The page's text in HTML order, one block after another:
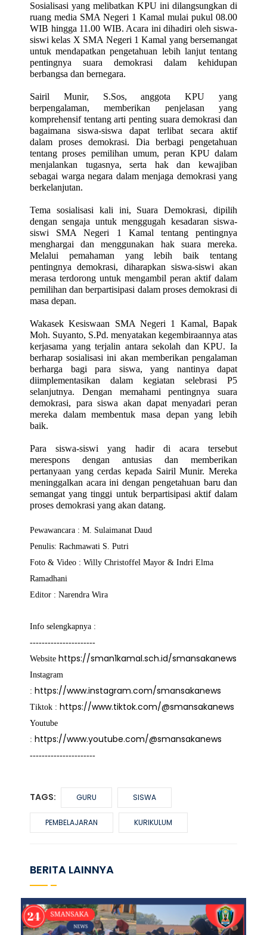
Sosialisasi yang melibatkan KPU ini dilangsungkan di
ruang media SMA Negeri 1 Kamal mulai pukul 08.00
WIB hingga 11.00 WIB. Acara ini dihadiri oleh siswa-
siswi kelas X SMA Negeri 1 Kamal yang bersemangat
untuk mendapatkan pengetahuan lebih lanjut tentang
pentingnya suara demokrasi dalam kehidupan
berbangsa dan bernegara.
Sairil Munir, S.Sos, anggota KPU yang
berpengalaman, memberikan penjelasan yang
komprehensif tentang arti penting suara demokrasi dan
bagaimana siswa-siswa dapat terlibat secara aktif
dalam proses demokrasi. Dia berbagi pengetahuan
tentang proses pemilihan umum, peran KPU dalam
menjalankan tugasnya, serta hak dan kewajiban
sebagai warga negara dalam menjaga demokrasi yang
berkelanjutan.
Tema sosialisasi kali ini, Suara Demokrasi, dipilih
dengan sengaja untuk menggugah kesadaran siswa-
siswi SMA Negeri 1 Kamal tentang pentingnya
menghargai dan menggunakan hak suara mereka.
Melalui pemahaman yang lebih baik tentang
pentingnya demokrasi, diharapkan siswa-siswi akan
merasa terdorong untuk mengambil peran aktif dalam
pemilihan dan berpartisipasi dalam proses demokrasi di
masa depan.
Wakasek Kesiswaan SMA Negeri 1 Kamal, Bapak
Moh. Suyanto, S.Pd. menyatakan kegembiraannya atas
kerjasama yang terjalin antara sekolah dan KPU. Ia
berharap sosialisasi ini akan memberikan pengalaman
berharga bagi para siswa, yang nantinya dapat
diimplementasikan dalam kegiatan selebrasi P5
selanjutnya. Dengan memahami pentingnya suara
demokrasi, para siswa akan dapat menyadari peran
mereka dalam membentuk masa depan yang lebih
baik.
Para siswa-siswi yang hadir di acara tersebut
merespons dengan antusias dan memberikan
pertanyaan yang cerdas kepada Sairil Munir. Mereka
meninggalkan acara ini dengan pengetahuan baru dan
semangat yang tinggi untuk berpartisipasi aktif dalam
proses demokrasi yang akan datang.
Pewawancara : M. Sulaimanat Daud
Penulis: Rachmawati S. Putri
Foto & Video : Willy Christoffel Mayor & Indri Elma
Ramadhani
Editor : Narendra Wira
Info selengkapnya :
----------------------
Website https://sman1kamal.sch.id/smansakanews
Instagram
: https://www.instagram.com/smansakanews
Tiktok : https://www.tiktok.com/@smansakanews
Youtube
: https://www.youtube.com/@smansakanews
----------------------
TAGS: GURU SISWA
PEMBELAJARAN KURIKULUM
BERITA LAINNYA